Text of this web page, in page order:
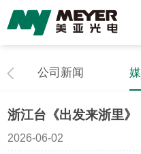
公司新闻
浙江台《出发来浙里
2026-06-02